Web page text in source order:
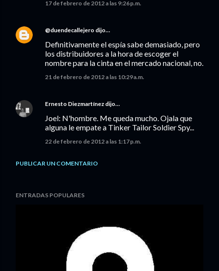
17 de febrero de 2012 a las 9:26 p.m.
@duendecallejero dijo…
Definitivamente el espía sabe demasiado, pero
los distribuidores a la hora de escoger el
nombre para la cinta en el mercado nacional, no.
21 de febrero de 2012 a las 10:29 a.m.
Ernesto Diezmartínez dijo…
Joel: N'hombre. Me queda mucho. Ojala que
alguna le empate a Tinker Tailor Soldier Spy...
22 de febrero de 2012 a las 1:17 p.m.
PUBLICAR UN COMENTARIO
ENTRADAS POPULARES